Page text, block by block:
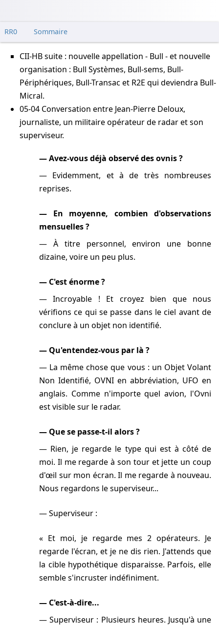
RR0 Sommaire
CII-HB suite : nouvelle appellation - Bull - et nouvelle
organisation : Bull Systèmes, Bull-sems, Bull-
Périphériques, Bull-Transac et R2E qui deviendra Bull-
Micral.
05-04 Conversation entre Jean-Pierre Deloux,
journaliste, un militaire opérateur de radar et son
superviseur.
Avez-vous déjà observé des ovnis ?
Evidemment, et à de très nombreuses
reprises.
En moyenne, combien d'observations
mensuelles ?
À titre personnel, environ une bonne
dizaine, voire un peu plus.
C'est énorme ?
Incroyable ! Et croyez bien que nous
vérifions ce qui se passe dans le ciel avant de
conclure à un objet non identifié.
Qu'entendez-vous par là ?
La même chose que vous : un Objet Volant
Non Identifié, OVNI en abbréviation, UFO en
anglais. Comme n'importe quel avion, l'Ovni
est visible sur le radar.
Que se passe-t-il alors ?
Rien, je regarde le type qui est à côté de
moi. Il me regarde à son tour et jette un coup
d'œil sur mon écran. Il me regarde à nouveau.
Nous regardons le superviseur...
Superviseur :
Et moi, je regarde mes 2 opérateurs. Je
regarde l'écran, et je ne dis rien. J'attends que
la cible hypothétique disparaisse. Parfois, elle
semble s'incruster indéfiniment.
C'est-à-dire...
Superviseur : Plusieurs heures. Jusqu'à une